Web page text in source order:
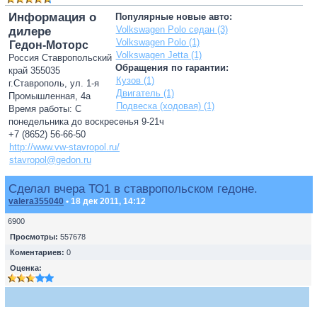
Популярные новые авто:
Volkswagen Polo седан (3)
Volkswagen Polo (1)
Volkswagen Jetta (1)
Обращения по гарантии:
Кузов (1)
Двигатель (1)
Подвеска (ходовая) (1)
Информация о
дилере
Гедон-Моторс
Россия Ставропольский
край 355035
г.Ставрополь, ул. 1-я
Промышленная, 4а
Время работы: С
понедельника до воскресенья 9-21ч
+7 (8652) 56-66-50
http://www.vw-stavropol.ru/
stavropol@gedon.ru
Сделал вчера ТО1 в ставропольском гедоне.
valera355040 • 18 дек 2011, 14:12
6900
Просмотры: 557678
Коментариев: 0
Оценка: